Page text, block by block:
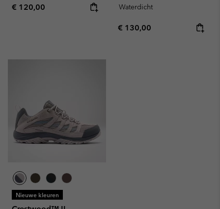
Regular price:
€ 120,00 Waterdicht
Regular price:
€ 130,00
Nieuwe kleuren